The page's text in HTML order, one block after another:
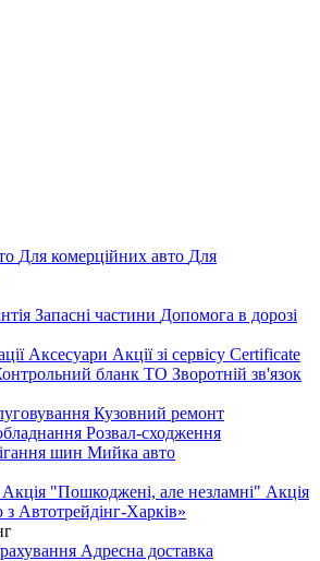
Для комерційних авто Для
Запасні частини Допомога в дорозі
Аксесуари Акції зі сервісу Certificate
бланк ТО Зворотній зв'язок
Кузовний ремонт
Розвал-сходження
шин Мийка авто
Акція "Пошкоджені, але незламні" Акція
з Автотрейдінг-Харків»
Адресна доставка